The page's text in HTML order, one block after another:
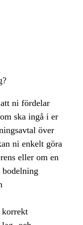
ni fördelar
ska ingå i er
över
ni enkelt göra
eller om en
korrekt